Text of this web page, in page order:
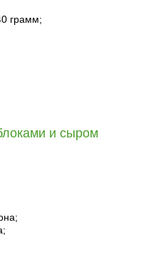
грамм;
и сыром